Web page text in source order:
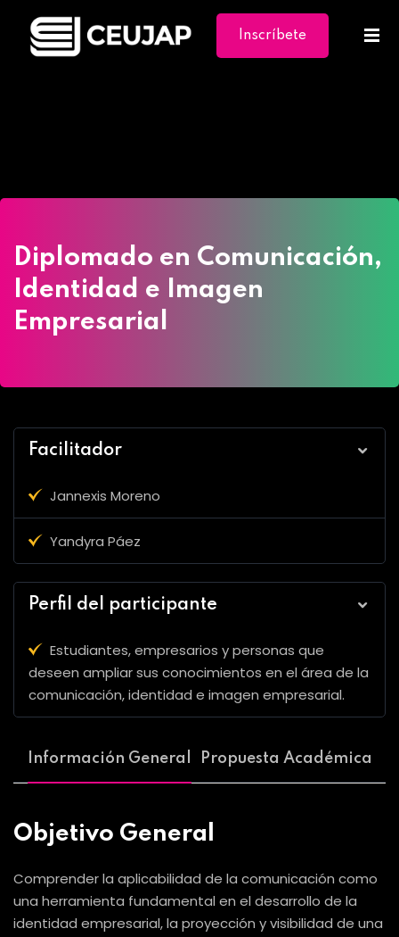
Inscríbete
Diplomado en Comunicación,
Identidad e Imagen
Empresarial
Facilitador
Jannexis Moreno
Yandyra Páez
Perfil del participante
Estudiantes, empresarios y personas que
deseen ampliar sus conocimientos en el área de la
comunicación, identidad e imagen empresarial.
Información General Propuesta Académica
Objetivo General
Comprender la aplicabilidad de la comunicación como
una herramienta fundamental en el desarrollo de la
identidad empresarial, la proyección y visibilidad de una